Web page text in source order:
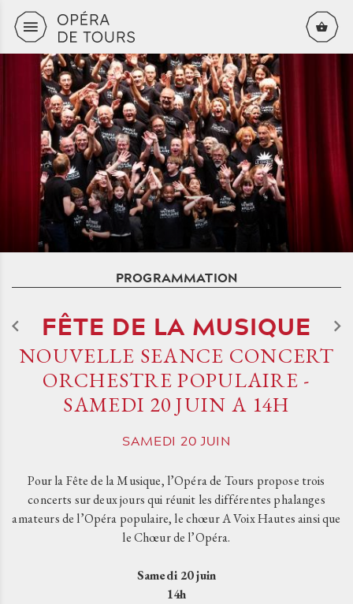
Aller au contenu principal
PROGRAMMATION
FÊTE DE LA MUSIQUE
NOUVELLE SEANCE CONCERT
ORCHESTRE POPULAIRE -
SAMEDI 20 JUIN A 14H
SAMEDI 20JUIN
Pour la Fête de la Musique, l’Opéra de Tours propose trois
concerts sur deux jours qui réunit les différentes phalanges
amateurs de l’Opéra populaire, le chœur A Voix Hautes ainsi que
le Chœur de l’Opéra.
Samedi 20 juin
14h